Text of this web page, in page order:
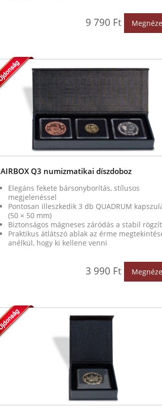
9 790 Ft
AIRBOX Q3 numizmatikai díszdoboz
Elegáns fekete bársonyborítás, stílusos
megjelenéssel
Pontosan illeszkedik 3 db QUADRUM
(50 × 50 mm)
Biztonságos mágneses záródás a stabil
Praktikus átlátszó ablak az érme
anélkül, hogy ki kellene venni
3 990 Ft